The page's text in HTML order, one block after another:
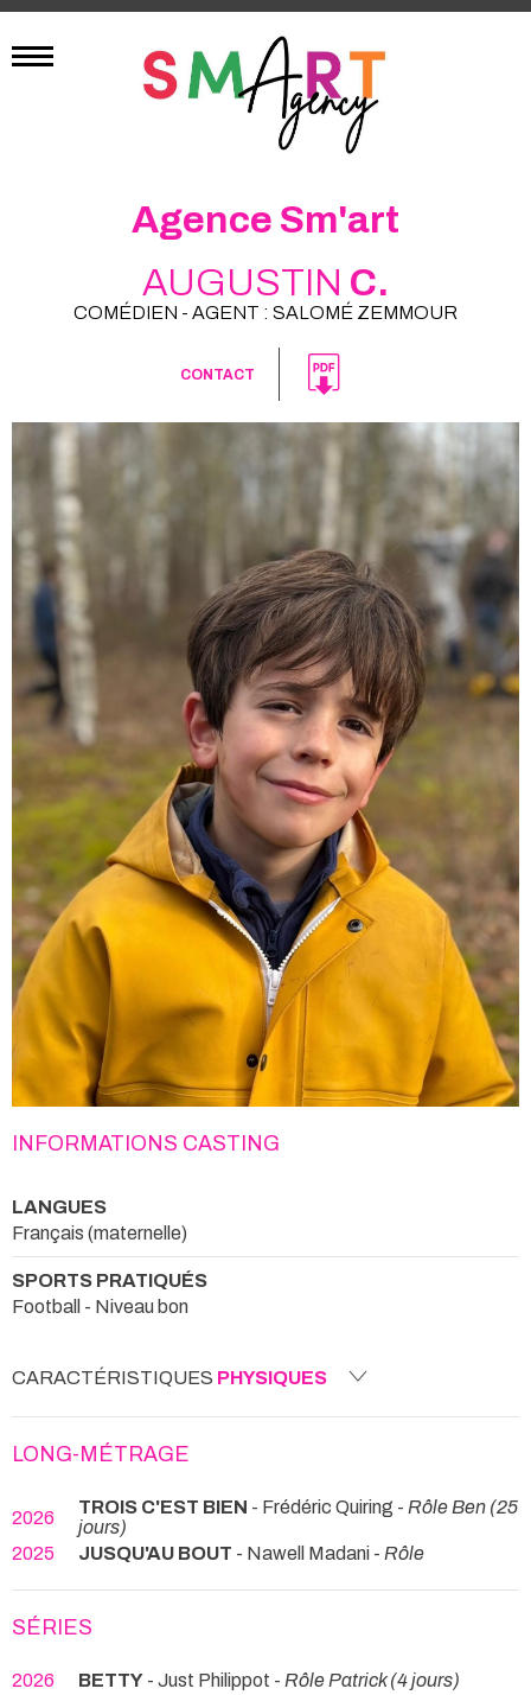
Agence Sm'art
AUGUSTIN C.
COMÉDIEN - AGENT : SALOMÉ ZEMMOUR
CONTACT
INFORMATIONS CASTING
LANGUES
Français (maternelle)
SPORTS PRATIQUÉS
Football - Niveau bon
CARACTÉRISTIQUES PHYSIQUES
LONG-MÉTRAGE
2026 TROIS C'EST BIEN - Frédéric Quiring - Rôle Ben (25
jours)
2025
JUSQU'AU BOUT - Nawell Madani - Rôle
SÉRIES
2026 BETTY - Just Philippot - Rôle Patrick (4 jours)